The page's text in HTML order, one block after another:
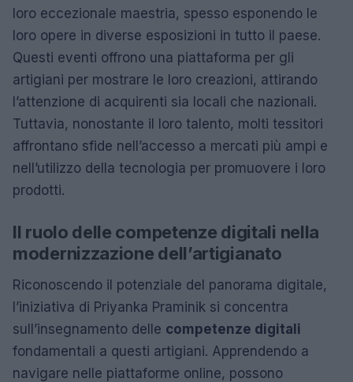
loro eccezionale maestria, spesso esponendo le
loro opere in diverse esposizioni in tutto il paese.
Questi eventi offrono una piattaforma per gli
artigiani per mostrare le loro creazioni, attirando
l’attenzione di acquirenti sia locali che nazionali.
Tuttavia, nonostante il loro talento, molti tessitori
affrontano sfide nell’accesso a mercati più ampi e
nell’utilizzo della tecnologia per promuovere i loro
prodotti.
Il ruolo delle competenze digitali nella
modernizzazione dell’artigianato
Riconoscendo il potenziale del panorama digitale,
l’iniziativa di Priyanka Praminik si concentra
sull’insegnamento delle competenze digitali
fondamentali a questi artigiani. Apprendendo a
navigare nelle piattaforme online, possono